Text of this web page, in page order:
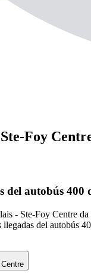
Foy
del autobús 400
- Ste-Foy Centre
del autobús